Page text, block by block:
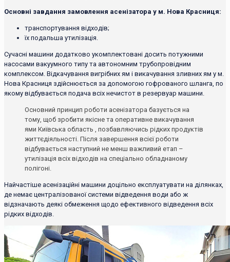
Основні завдання замовлення асенізатора у м. Нова Красниця:
транспортування відходів;
їх подальша утилізація.
Сучасні машини додатково укомплектовані досить потужними
насосами вакуумного типу та автономним трубопровідним
комплексом. Відкачування вигрібних ям і викачування зливних ям у м.
Нова Красниця здійснюється за допомогою гофрованого шланга, по
якому відбувається подача всіх нечистот в резервуар машини.
Основний принцип роботи асенізатора базується на
тому, щоб зробити якісне та оперативне викачування
ями Київська область , позбавляючись рідких продуктів
життєдіяльності. Після завершення всієї роботи
відбувається наступний не менш важливий етап –
утилізація всіх відходів на спеціально обладнаному
полігоні.
Найчастіше асенізаційні машини доцільно експлуатувати на ділянках,
де немає централізованої системи відведення води або ж
відзначають деякі обмеження щодо ефективного відведення всіх
рідких відходів.